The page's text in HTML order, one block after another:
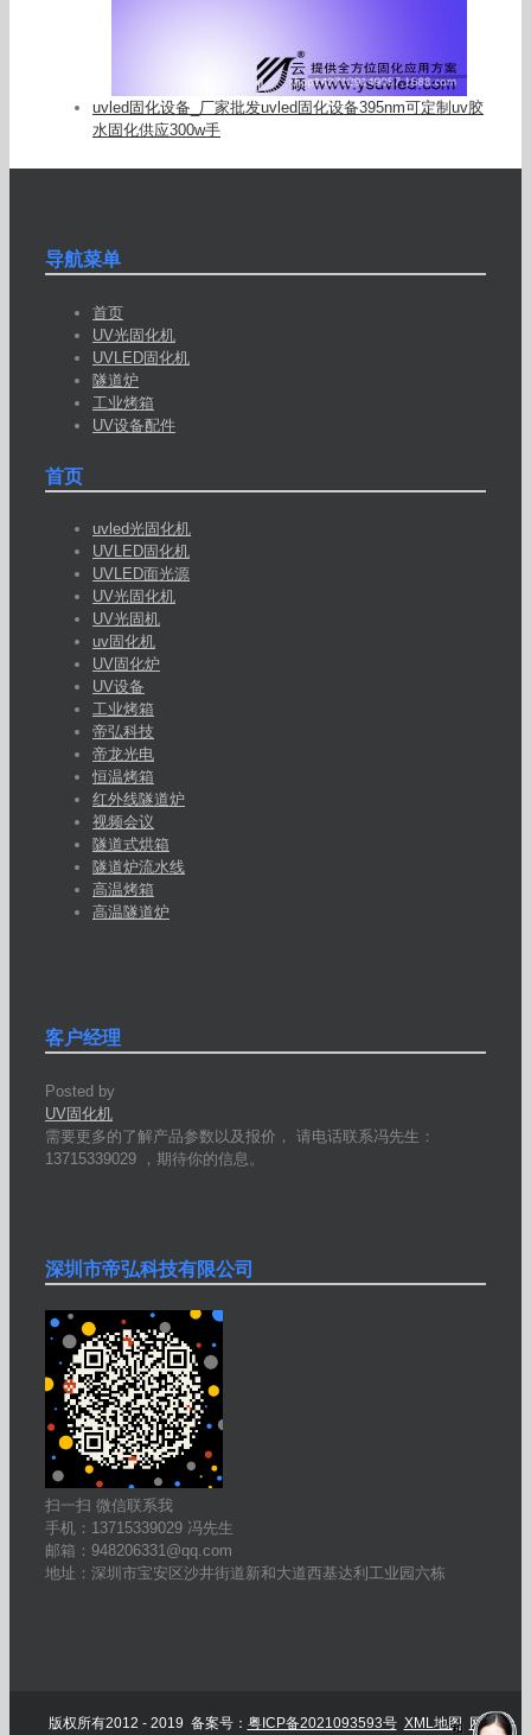
uvled固化设备_厂家批发uvled固化设备395nm可定制uv胶
水固化供应300w手
导航菜单
首页
UV光固化机
UVLED固化机
隧道炉
工业烤箱
UV设备配件
首页
uvled光固化机
UVLED固化机
UVLED面光源
UV光固化机
UV光固机
uv固化机
UV固化炉
UV设备
工业烤箱
帝弘科技
帝龙光电
恒温烤箱
红外线隧道炉
视频会议
隧道式烘箱
隧道炉流水线
高温烤箱
高温隧道炉
客户经理
Posted by
UV固化机
需要更多的了解产品参数以及报价， 请电话联系冯先生：
13715339029 ，期待你的信息。
深圳市帝弘科技有限公司
扫一扫 微信联系我
手机：13715339029 冯先生
邮箱：948206331@qq.com
地址：深圳市宝安区沙井街道新和大道西基达利工业园六栋
版权所有2012 - 2019 备案号： 粤ICP备2021093593号 XML地图 网